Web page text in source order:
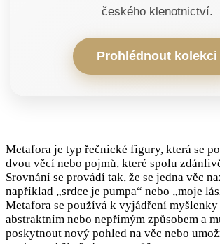
českého klenotnictví.
Prohlédnout kolekci
Metafora je typ řečnické figury, která se
dvou věcí nebo pojmů, které spolu
Srovnání se provádí tak, že se jedna věc
například „srdce je pumpa“ nebo „moje
Metafora se používá k vyjádření
abstraktním nebo nepřímým způsobem a
poskytnout nový pohled na věc nebo